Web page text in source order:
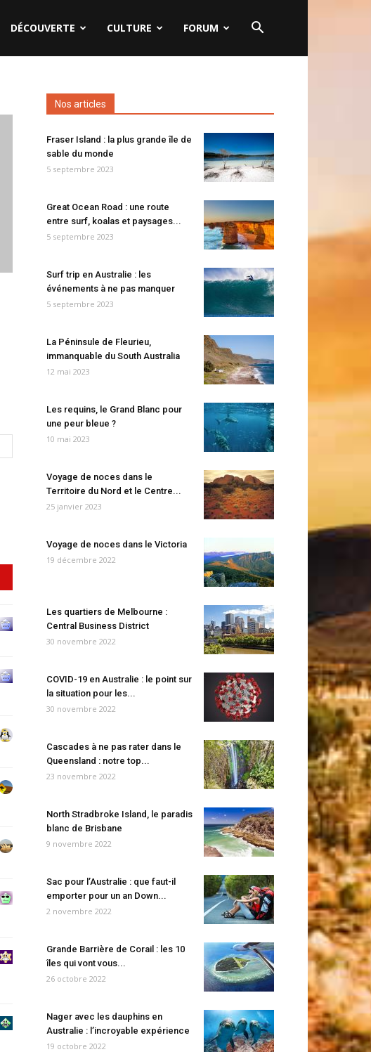
DÉCOUVERTE CULTURE FORUM
Nos articles
Fraser Island : la plus grande île de
sable du monde
5 septembre 2023
Great Ocean Road : une route
entre surf, koalas et paysages...
5 septembre 2023
Surf trip en Australie : les
événements à ne pas manquer
5 septembre 2023
La Péninsule de Fleurieu,
immanquable du South Australia
12 mai 2023
Les requins, le Grand Blanc pour
une peur bleue ?
10 mai 2023
Voyage de noces dans le
Territoire du Nord et le Centre...
25 janvier 2023
Voyage de noces dans le Victoria
19 décembre 2022
Les quartiers de Melbourne :
Central Business District
30 novembre 2022
COVID-19 en Australie : le point sur
la situation pour les...
30 novembre 2022
Cascades à ne pas rater dans le
Queensland : notre top...
23 novembre 2022
North Stradbroke Island, le paradis
blanc de Brisbane
9 novembre 2022
Sac pour l’Australie : que faut-il
emporter pour un an Down...
2 novembre 2022
Grande Barrière de Corail : les 10
îles qui vont vous...
26 octobre 2022
Nager avec les dauphins en
Australie : l’incroyable expérience
19 octobre 2022